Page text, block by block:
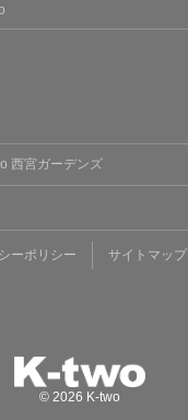
西宮ガーデンズ
ーポリシー サイトマップ
© 2026 K-two